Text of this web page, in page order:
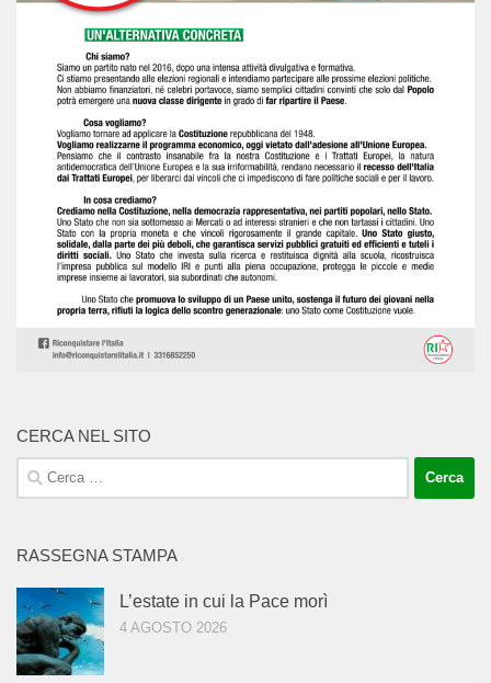
CERCA NEL SITO
Ricerca
per:
RASSEGNA STAMPA
L’estate in cui la Pace morì
4 AGOSTO 2026